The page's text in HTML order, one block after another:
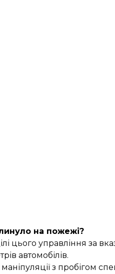
на пожежі?
цього управління за
автомобілів.
з пробігом